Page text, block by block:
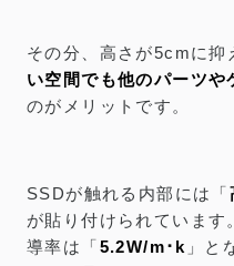
その分、高さが5cmに抑
い空間でも他のパーツ
のがメリットです。
SSDが触れる内部には「
が貼り付けられていま
導率は「5.2W/m･k 」と